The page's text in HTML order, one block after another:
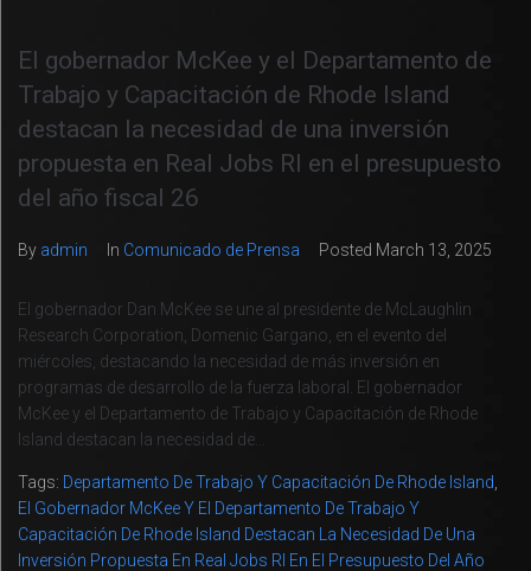
El gobernador McKee y el Departamento de
Trabajo y Capacitación de Rhode Island
destacan la necesidad de una inversión
propuesta en Real Jobs RI en el presupuesto
del año fiscal 26
By admin In Comunicado de Prensa Posted March 13, 2025
El gobernador Dan McKee se une al presidente de McLaughlin
Research Corporation, Domenic Gargano, en el evento del
miércoles, destacando la necesidad de más inversión en
programas de desarrollo de la fuerza laboral. El gobernador
McKee y el Departamento de Trabajo y Capacitación de Rhode
Island destacan la necesidad de...
Tags: Departamento De Trabajo Y Capacitación De Rhode Island
El Gobernador McKee Y El Departamento De Trabajo Y
Capacitación De Rhode Island Destacan La Necesidad De Una
Inversión Propuesta En Real Jobs RI En El Presupuesto Del Año